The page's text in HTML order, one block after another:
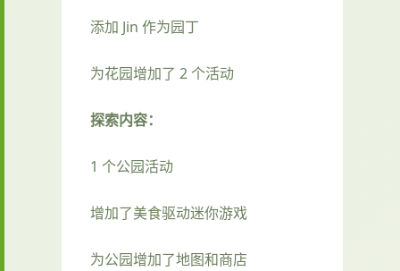
添加 Jin 作为园丁
为花园增加了 2 个活动
探索内容：
1 个公园活动
增加了美食驱动迷你游戏
为公园增加了地图和商店